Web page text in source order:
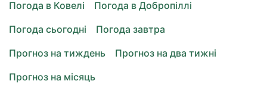
Погода в Ковелі
Погода в Добропіллі
Погода сьогодні
Погода завтра
Прогноз на тиждень
Прогноз на два тижні
Прогноз на місяць